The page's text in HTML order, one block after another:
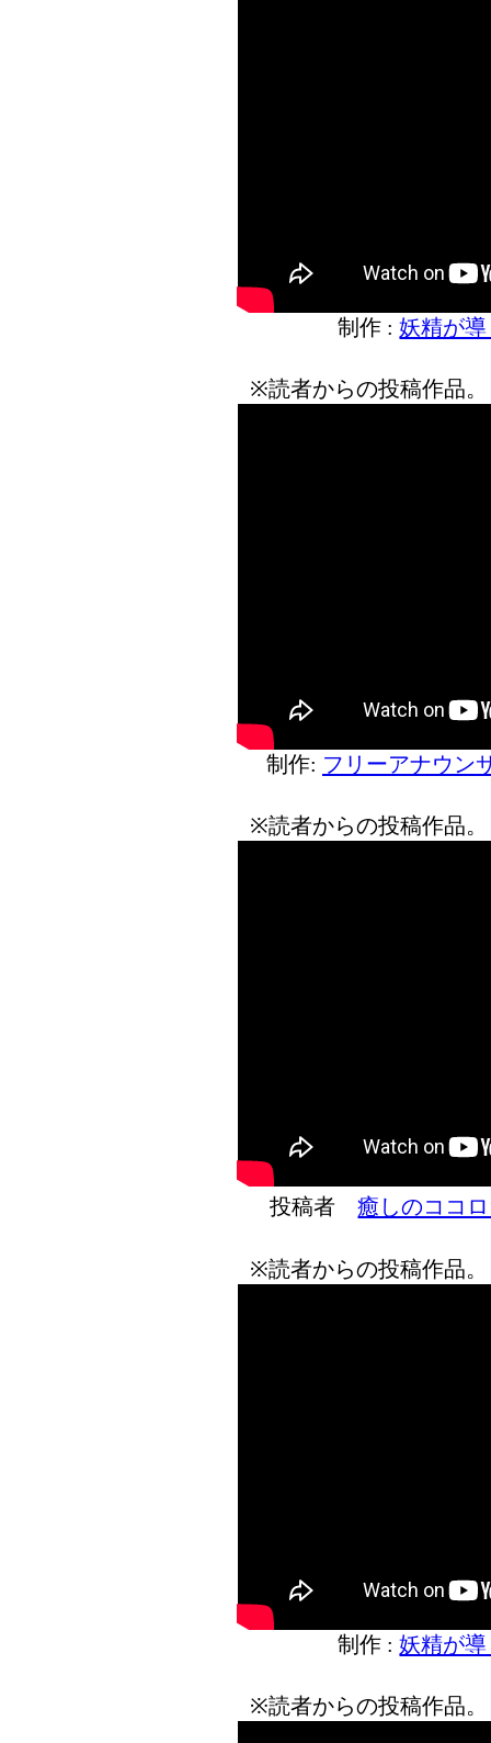
制作 :妖精が
※読者からの投稿作品
制作: フリーアナウン
※読者からの投稿作品
投稿者癒しのココ
※読者からの投稿作品
制作 :妖精が
※読者からの投稿作品